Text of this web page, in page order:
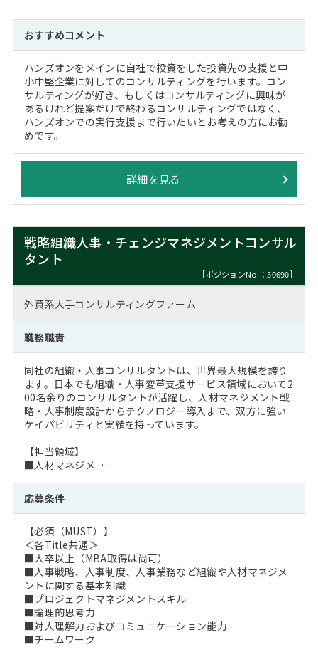
おすすめコメント
ハンズオンをメインに自社で投資をした投資先の支援と中
小中堅企業に対してのコンサルティングを行います。コン
サルティングが好き、もしくはコンサルティングに興味が
あるけれど提案だけで終わるコンサルティングではなく、
ハンズオンでの実行支援まで行いたいとお考えの方にお勧
めです。
詳細を見る
戦略組織人事・チェンジマネジメントコンサル
タント
［ポジションNo.：50690］
外資系大手コンサルティングファーム
職務職責
同社の組織・人事コンサルタントは、世界最大規模を誇り
ます。日本でも組織・人事変革支援サービス領域において2
00名余りのコンサルタントが活躍し、人材マネジメント戦
略・人事制度設計からテクノロジー導入まで、双方に強い
ケイパビリティと実績を持っています。
【担当領域】
■人材マネジメ …
応募条件
【必須（MUST）】
＜各Title共通＞
■大卒以上（MBA取得は尚可）
■人事戦略、人事制度、人事業務など組織や人材マネジメ
ントに関する基本知識
■プロジェクトマネジメントスキル
■論理的思考力
■対人理解力およびコミュニケーション能力
■チームワーク